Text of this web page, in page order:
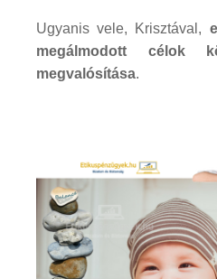
Ugyanis vele, Krisztával,
megálmodott célok
megvalósítása.